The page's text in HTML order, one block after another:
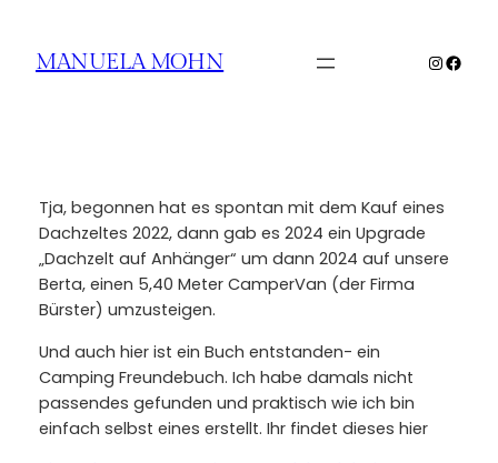
springen
MANUELA MOHN
Tja, begonnen hat es spontan mit dem Kauf eines
Dachzeltes 2022, dann gab es 2024 ein Upgrade
„Dachzelt auf Anhänger“ um dann 2024 auf unsere
Berta, einen 5,40 Meter CamperVan (der Firma
Bürster) umzusteigen.
Und auch hier ist ein Buch entstanden- ein
Camping Freundebuch. Ich habe damals nicht
passendes gefunden und praktisch wie ich bin
einfach selbst eines erstellt. Ihr findet dieses hier